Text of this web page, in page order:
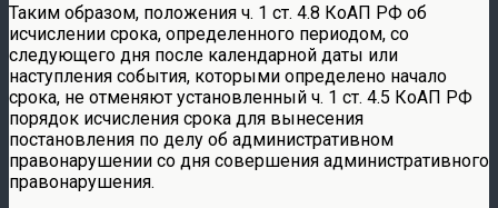
Таким образом, положения ч. 1 ст. 4.8 КоАП РФ об
исчислении срока, определенного периодом, со
следующего дня после календарной даты или
наступления события, которыми определено начало
срока, не отменяют установленный ч. 1 ст. 4.5 КоАП РФ
порядок исчисления срока для вынесения
постановления по делу об административном
правонарушении со дня совершения административного
правонарушения.